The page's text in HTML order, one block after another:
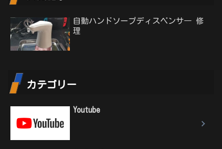
自動ハンドソープディスペンサ― 修
理
カテゴリー
Youtube